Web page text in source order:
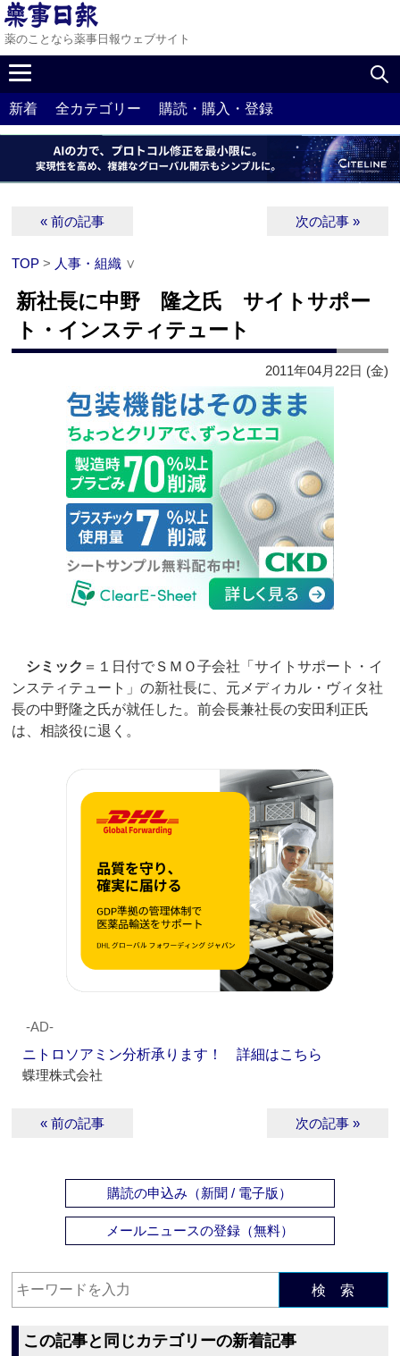
薬のことなら薬事日報ウェブサイト
新着 全カテゴリー 購読・購入・登録
« 前の記事 次の記事 »
TOP > 人事・組織 ∨
新社長に中野 隆之氏 サイトサポー
ト・インスティテュート
2011年04月22日 (金)
シミック ＝１日付でＳＭＯ子会社「サイトサポート・イ
ンスティテュート」の新社長に、元メディカル・ヴィタ社
長の中野隆之氏が就任した。前会長兼社長の安田利正氏
は、相談役に退く。
‐AD‐
ニトロソアミン分析承ります！ 詳細はこちら
蝶理株式会社
« 前の記事 次の記事 »
購読の申込み（新聞 / 電子版）
メールニュースの登録（無料）
検 索
この記事と同じカテゴリーの新着記事